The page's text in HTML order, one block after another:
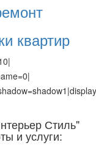
квартир
Стиль"
и услуги: